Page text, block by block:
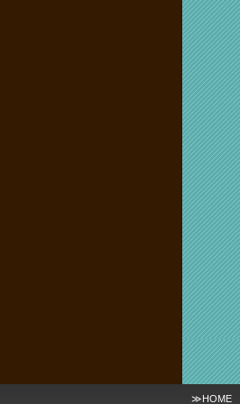
≫HOME